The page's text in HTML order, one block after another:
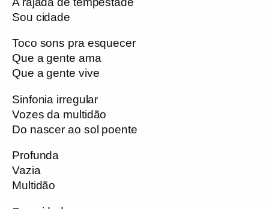
Sou cidade
Toco sons pra esquecer
Que a gente ama
Que a gente vive
Sinfonia irregular
Vozes da multidão
Do nascer ao sol poente
Profunda
Vazia
Multidão